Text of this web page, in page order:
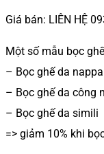
Giá bán: LIÊN HỆ
Một số mẫu bọc
– Bọc ghế da nappa
– Bọc ghế da công
– Bọc ghế da simili
=> giảm 10% khi